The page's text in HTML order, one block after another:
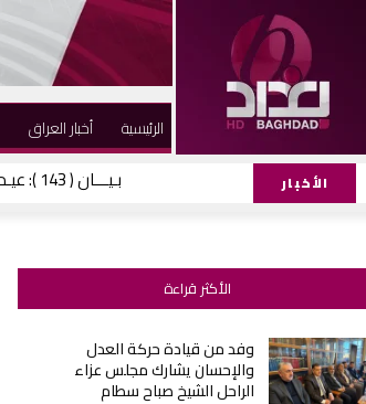
أخبار العراق الرئيسية
الأخبار بـيـــان ( 143 ): عيـد الجيـش العراقي الباسل
الأكثر قراءة
وفد من قيادة حركة العدل
والإحسان يشارك مجلس عزاء
الراحل الشيخ صباح سطام